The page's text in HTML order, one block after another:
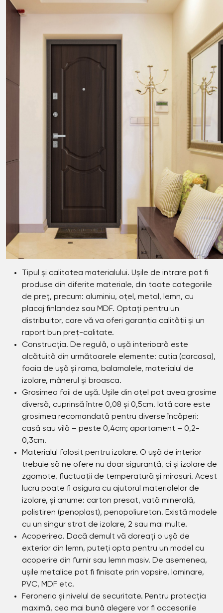
Tipul și calitatea materialului. Ușile de intrare pot fi
produse din diferite materiale, din toate categoriile
de preț, precum: aluminiu, oțel, metal, lemn, cu
placaj finlandez sau MDF. Optați pentru un
distribuitor, care vă va oferi garanția calității și un
raport bun preț-calitate.
Construcția. De regulă, o ușă interioară este
alcătuită din următoarele elemente: cutia (carcasa),
foaia de ușă și rama, balamalele, materialul de
izolare, mânerul și broasca.
Grosimea foii de ușă. Ușile din oțel pot avea grosime
diversă, cuprinsă între 0,08 și 0,5cm. Iată care este
grosimea recomandată pentru diverse încăperi:
casă sau vilă – peste 0,4cm; apartament – 0,2-
0,3cm.
Materialul folosit pentru izolare. O ușă de interior
trebuie să ne ofere nu doar siguranță, ci și izolare de
zgomote, fluctuații de temperatură și mirosuri. Acest
lucru poate fi asigura cu ajutorul materialelor de
izolare, și anume: carton presat, vată minerală,
polistiren (penoplast), penopoliuretan. Există modele
cu un singur strat de izolare, 2 sau mai multe.
Acoperirea. Dacă demult vă doreați o ușă de
exterior din lemn, puteți opta pentru un model cu
acoperire din furnir sau lemn masiv. De asemenea,
ușile metalice pot fi finisate prin vopsire, laminare,
PVC, MDF etc.
Feroneria și nivelul de securitate. Pentru protecția
maximă, cea mai bună alegere vor fi accesoriile